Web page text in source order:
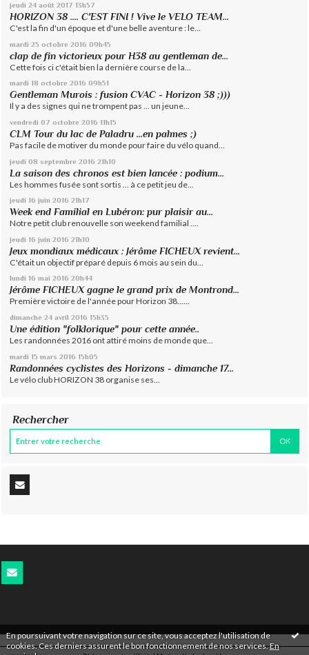
En poursuivant votre navigation sur ce site, vous acceptez l'utilisation de
cookies. Ces derniers assurent le bon fonctionnement de nos services.En
jeudi 24 août 2017 13h57
HORIZON 38 .... C'EST FINI ! Vive le VELO TEAM...
C'est la fin d'un époque et d'une belle aventure : le...
mardi 25 octobre 2016 09h45
clap de fin victorieux pour H38 au gentleman de...
Cette fois ci c'était bien la dernière course de la...
mardi 18 octobre 2016 09h51
Gentleman Murois : fusion CVAC - Horizon 38 ;)))
Il y a des signes qui ne trompent pas ... un jeune...
vendredi 07 octobre 2016 11h15
CLM Tour du lac de Paladru ...en palmes ;)
Pas facile de motiver du monde pour faire du vélo quand...
jeudi 08 septembre 2016 21h10
La saison des chronos est bien lancée : podium...
Les hommes fusée sont sortis ... à ce petit jeu de...
jeudi 16 juin 2016 21h17
Week end Familial en Lubéron: pur plaisir au...
Notre petit club renouvelle son weekend familial ....
jeudi 16 juin 2016 21h10
Jeux mondiaux médicaux : Jérôme FICHEUX revient...
C'était un objectif préparé depuis 6 mois au sein du...
lundi 16 mai 2016 20h44
Jérôme FICHEUX gagne le grand prix de Montrond...
Première victoire de l'année pour Horizon 38......
dimanche 24 avril 2016 15h35
Une édition "folklorique" pour cette année..
Les randonnées 2016 ont attiré moins de monde que...
mardi 15 mars 2016 15h05
Randonnées cyclistes des Horizons - dimanche 17...
Le vélo club HORIZON 38 organise ses...
Rechercher